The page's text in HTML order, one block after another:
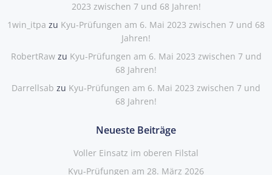
2023 zwischen 7 und 68 Jahren!
1win_itpa zu Kyu-Prüfungen am 6. Mai 2023 zwischen 7 und 68
Jahren!
RobertRawzu Kyu-Prüfungen am 6. Mai 2023 zwischen 7 und
68 Jahren!
Darrellsab zu Kyu-Prüfungen am 6. Mai 2023 zwischen 7 und
68 Jahren!
Neueste Beiträge
Voller Einsatz im oberen Filstal
Kyu-Prüfungen am 28. März 2026